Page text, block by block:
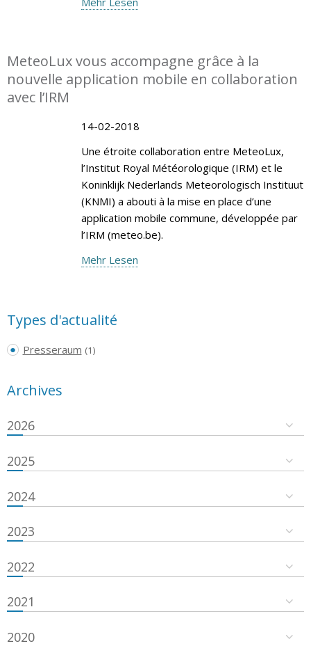
MeteoLux vous accompagne grâce à la
nouvelle application mobile en collaboration
avec l’IRM
14-02-2018
Une étroite collaboration entre MeteoLux,
l’Institut Royal Météorologique (IRM) et le
Koninklijk Nederlands Meteorologisch Instituut
(KNMI) a abouti à la mise en place d’une
application mobile commune, développée par
l’IRM (meteo.be).
Mehr Lesen
Types d'actualité
Presseraum (1)
Archives
2026
2025
2024
2023
2022
2021
2020